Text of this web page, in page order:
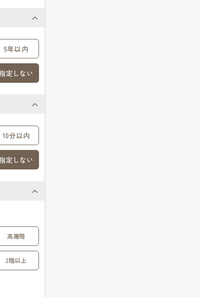
5年以内
定しない
10分以内
定しない
高層階
2階以上